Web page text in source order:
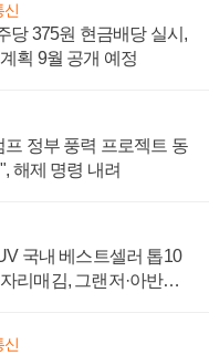
신
당 375원 현금배당 실시,
획 9월 공개 예정
프 정부 풍력 프로젝트 동
해제 명령 내려
국내 베스트셀러 톱10
리매김, 그랜저·아반떼
신